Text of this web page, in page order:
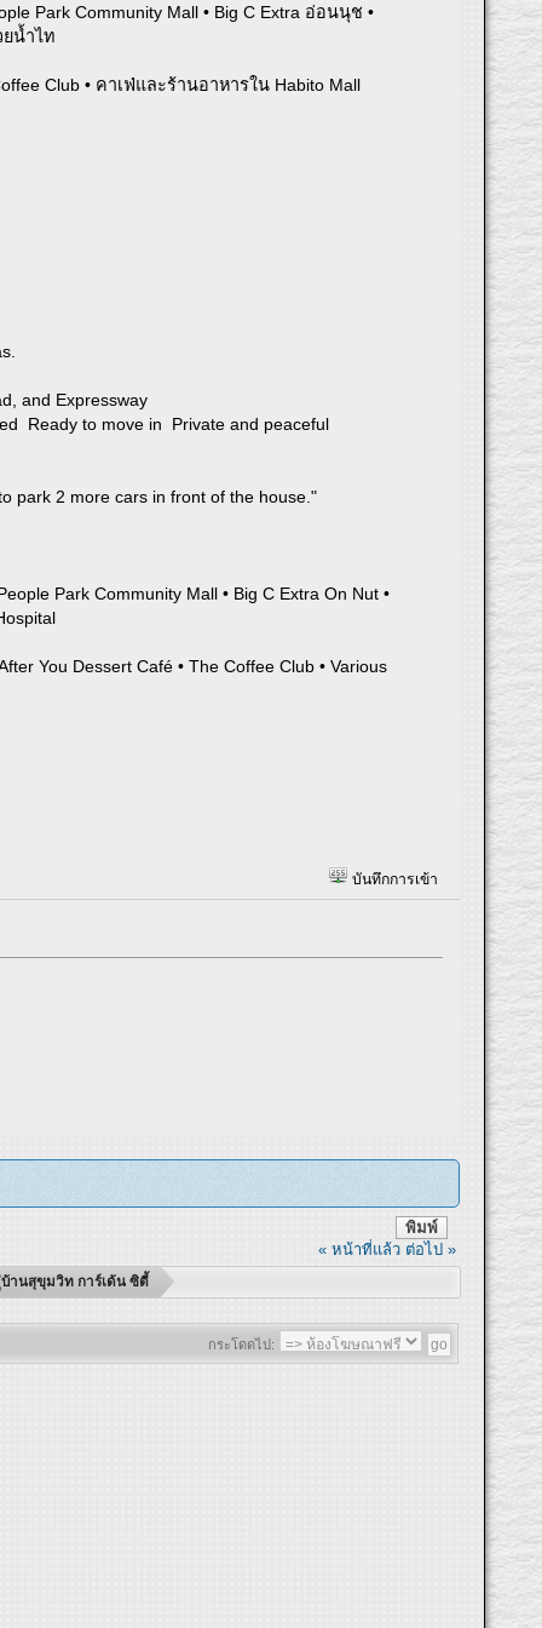
Park Community Mall • Big C Extra อ่อนนุช •
ยน้ำไท
Club • คาเฟ่และร้านอาหารใน Habito Mall
and Expressway
Ready to move in Private and peaceful
park 2 more cars in front of the house."
Park Community Mall • Big C Extra On Nut •
You Dessert Café • The Coffee Club • Various
บันทึกการเข้า
พิมพ์
« หน้าที่แล้ว ต่อไป »
านสุขุมวิท การ์เด้น ซิตี้
กระโดดไป: